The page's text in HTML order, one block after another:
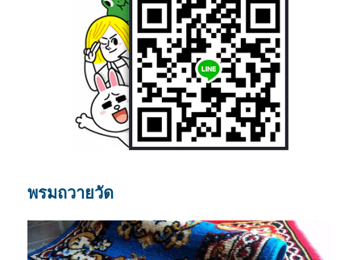
พรมถวายวัด